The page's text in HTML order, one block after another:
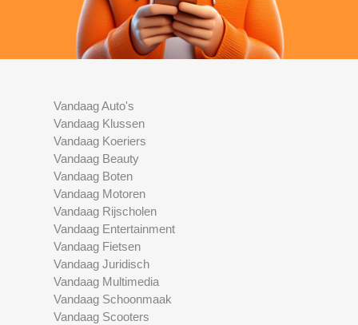
Vandaag Auto's
Vandaag Klussen
Vandaag Koeriers
Vandaag Beauty
Vandaag Boten
Vandaag Motoren
Vandaag Rijscholen
Vandaag Entertainment
Vandaag Fietsen
Vandaag Juridisch
Vandaag Multimedia
Vandaag Schoonmaak
Vandaag Scooters